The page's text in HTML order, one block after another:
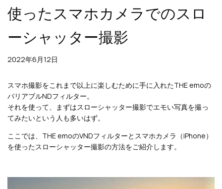
使ったスマホカメラでのスロ
ーシャッター撮影
2022年6月12日
スマホ撮影をこれまで以上に楽しむために手に入れたTHE emoの
バリアブルNDフィルター。
それを使って、まずはスローシャッター撮影でエモい写真を撮っ
てみたいという人も多いはず。
ここでは、THE emoのVNDフィルターとスマホカメラ（iPhone）
を使ったスローシャッター撮影の方法をご紹介します。